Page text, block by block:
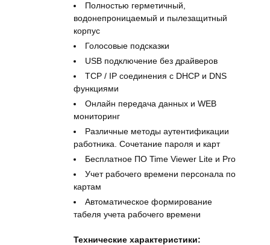
Полностью герметичный,
водонепроницаемый и пылезащитный
корпус
Голосовые подсказки
USB подключение без драйверов
TCP / IP соединения с DHCP и DNS
функциями
Онлайн передача данных и WEB
мониторинг
Различные методы аутентификации
работника. Сочетание пароля и карт
Бесплатное ПО Time Viewer Lite и Pro
Учет рабочего времени персонала по
картам
Автоматическое формирование
табеля учета рабочего времени
Технические характеристики: